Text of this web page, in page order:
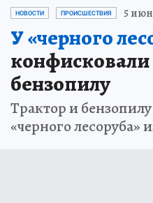
НОВОСТИ ПРОИСШЕСТВИЯ 5
У «черного
конфисковали
бензопилу
Трактор и
«черного лесоруба»